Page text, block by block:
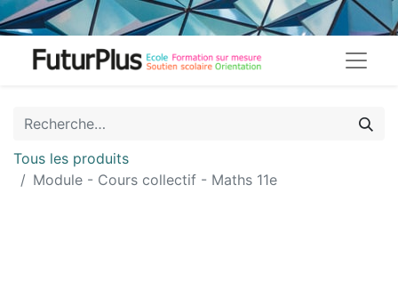
Tous les produits
Module - Cours collectif - Maths 11e